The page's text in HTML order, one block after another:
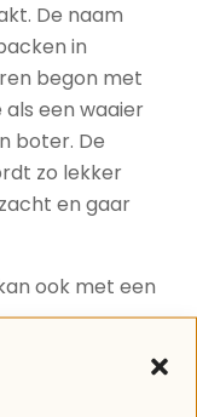
De naam
in
begon met
een waaier
boter. De
zo lekker
en gaar
ook met een
om bij het
helemaal